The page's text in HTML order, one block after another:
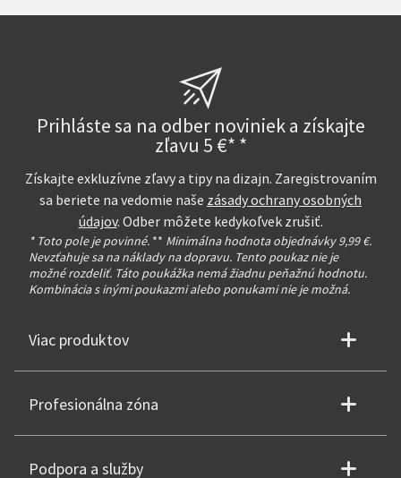
Prihláste sa na odber noviniek a získajte
zľavu 5 €* *
Získajte exkluzívne zľavy a tipy na dizajn. Zaregistrovaním
sa beriete na vedomie naše zásady ochrany osobných
údajov. Odber môžete kedykoľvek zrušiť.
* Toto pole je povinné. ** Minimálna hodnota objednávky 9,99 €.
Nevzťahuje sa na náklady na dopravu. Tento poukaz nie je
možné rozdeliť. Táto poukážka nemá žiadnu peňažnú hodnotu.
Kombinácia s inými poukazmi alebo ponukami nie je možná.
Viac produktov
Profesionálna zóna
Podpora a služby